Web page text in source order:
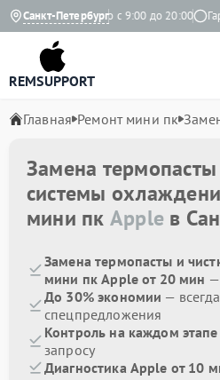
Санкт-Петербург
Ежедневно с 9:00 до 20:00
REMSUPPORT
Главная Ремонт мини пк
Замена термопасты
системы
мини пк Apple в
Замена термопасты и
мини пк Apple от 20 мин
До 30% экономии —
спецпредложения
Контроль на каждом этапе
запросу
Диагностика Apple от 10